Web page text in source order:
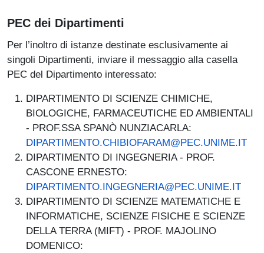
PEC dei Dipartimenti
Per l’inoltro di istanze destinate esclusivamente ai
singoli Dipartimenti, inviare il messaggio alla casella
PEC del Dipartimento interessato:
DIPARTIMENTO DI SCIENZE CHIMICHE,
BIOLOGICHE, FARMACEUTICHE ED AMBIENTALI
- PROF.SSA SPANÒ NUNZIACARLA:
DIPARTIMENTO.CHIBIOFARAM@PEC.UNIME.IT
DIPARTIMENTO DI INGEGNERIA - PROF.
CASCONE ERNESTO:
DIPARTIMENTO.INGEGNERIA@PEC.UNIME.IT
DIPARTIMENTO DI SCIENZE MATEMATICHE E
INFORMATICHE, SCIENZE FISICHE E SCIENZE
DELLA TERRA (MIFT) - PROF. MAJOLINO
DOMENICO: